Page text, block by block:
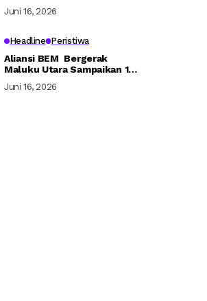
Juni 16, 2026
Headline Peristiwa
Aliansi BEM Bergerak
Maluku Utara Sampaikan 16
Juni 16, 2026